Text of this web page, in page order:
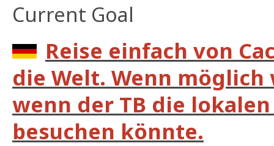
Current Goal
Reise einfach von
die Welt. Wenn möglich
wenn der TB die
besuchen könnte.